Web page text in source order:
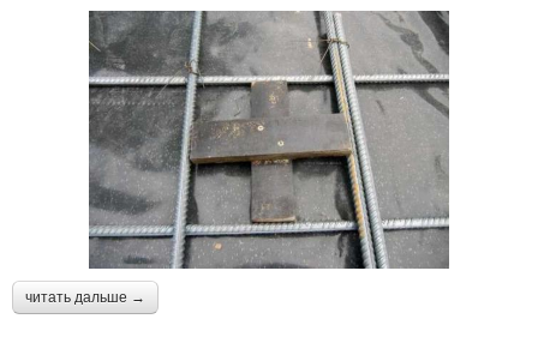
читать дальше →